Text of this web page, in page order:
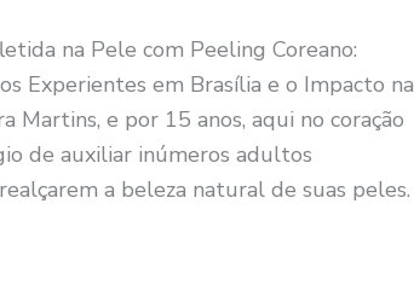
na Pele com Peeling Coreano:
Experientes em Brasília e o Impacto na
Martins, e por 15 anos, aqui no coração
de auxiliar inúmeros adultos
a beleza natural de suas peles.